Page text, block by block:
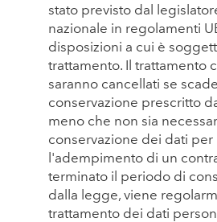
stato previsto dal
nazionale in regolamenti
disposizioni a cui è
trattamento. Il trattamento
saranno cancellati se
conservazione prescritto
meno che non sia
conservazione dei dati
l'adempimento di un
terminato il periodo di
dalla legge, viene
trattamento dei dati